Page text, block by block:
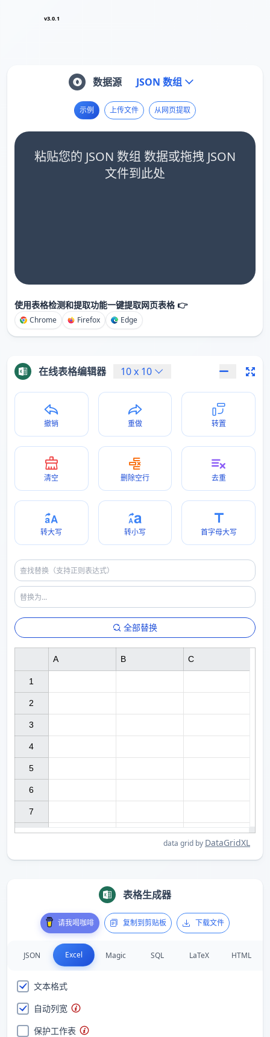
v3.0.1
数据源 JSON 数组
示例 上传文件 从网页提取
粘贴您的 JSON 数组 数据或拖拽 JSON
文件到此处
使用表格检测和提取功能一键提取网页表格 👉
Chrome Firefox Edge
在线表格编辑器 10x 10
撤销 重做 转置
清空 删除空行 去重
转大写 转小写 首字母大写
全部替换
data grid by DataGridXL
1
2
3
4
5
6
7
A B C
表格生成器
请我喝咖啡 复制到剪贴板 下载文件
JSON Excel Magic SQL LaTeX HTML
文本格式
自动列宽
保护工作表